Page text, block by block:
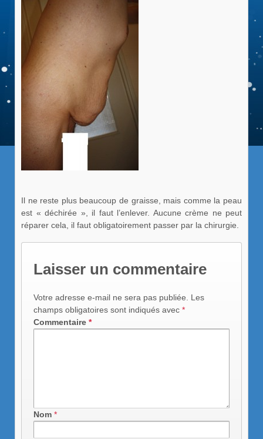
Il ne reste plus beaucoup de graisse, mais comme la peau
est « déchirée », il faut l’enlever. Aucune crème ne peut
réparer cela, il faut obligatoirement passer par la chirurgie.
Laisser un commentaire
Votre adresse e-mail ne sera pas publiée.
Les
champs obligatoires sont indiqués avec *
Commentaire *
Nom *